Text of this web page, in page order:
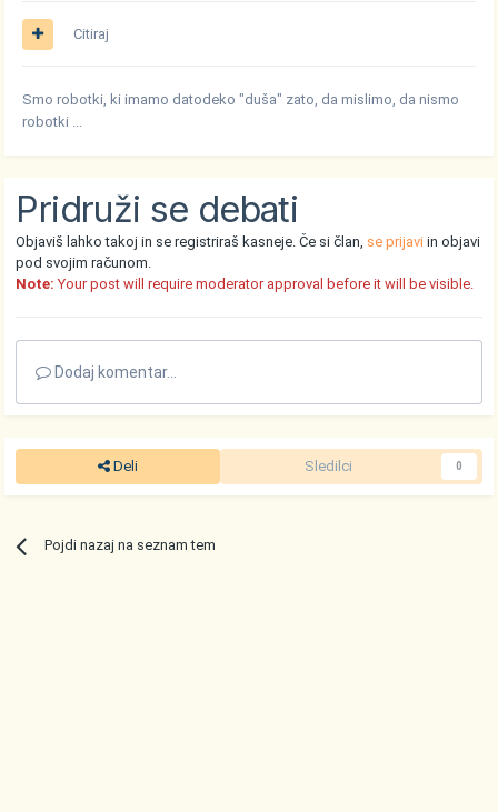
Citiraj
Smo robotki, ki imamo datodeko "duša" zato, da mislimo, da nismo
robotki ...
Pridruži se debati
Objaviš lahko takoj in se registriraš kasneje. Če si član, se prijavi in objavi
pod svojim računom.
Note: Your post will require moderator approval before it will be visible.
Dodaj komentar...
Deli Sledilci 0
Pojdi nazaj na seznam tem